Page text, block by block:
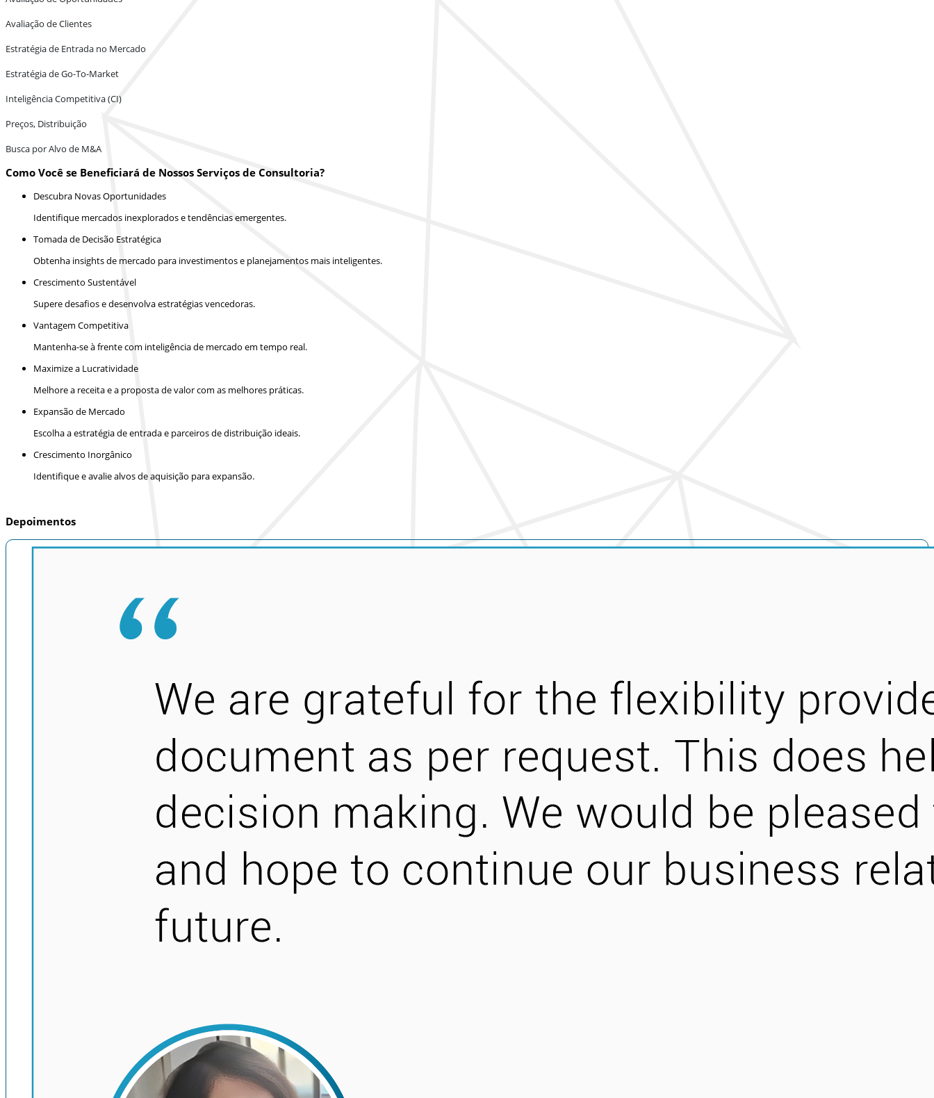
Avaliação de Clientes
Estratégia de Entrada no Mercado
Estratégia de Go-To-Market
Inteligência Competitiva (CI)
Preços, Distribuição
Busca por Alvo de M&A
Como Você se Beneficiará de Nossos Serviços de Consultoria?
Descubra Novas Oportunidades
Identifique mercados inexplorados e tendências emergentes.
Tomada de Decisão Estratégica
Obtenha insights de mercado para investimentos e planejamentos mais inteligentes.
Crescimento Sustentável
Supere desafios e desenvolva estratégias vencedoras.
Vantagem Competitiva
Mantenha-se à frente com inteligência de mercado em tempo real.
Maximize a Lucratividade
Melhore a receita e a proposta de valor com as melhores práticas.
Expansão de Mercado
Escolha a estratégia de entrada e parceiros de distribuição ideais.
Crescimento Inorgânico
Identifique e avalie alvos de aquisição para expansão.
Depoimentos